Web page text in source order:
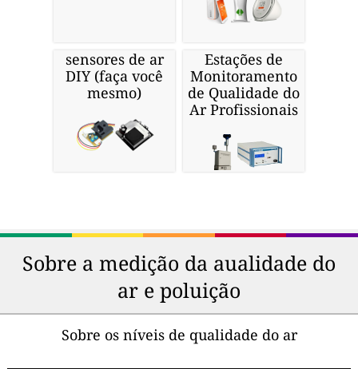
sensores de ar
DIY (faça você
mesmo)
Estações de
Monitoramento
de Qualidade do
Ar Profissionais
Sobre a medição da aualidade do
ar e poluição
Sobre os níveis de qualidade do ar